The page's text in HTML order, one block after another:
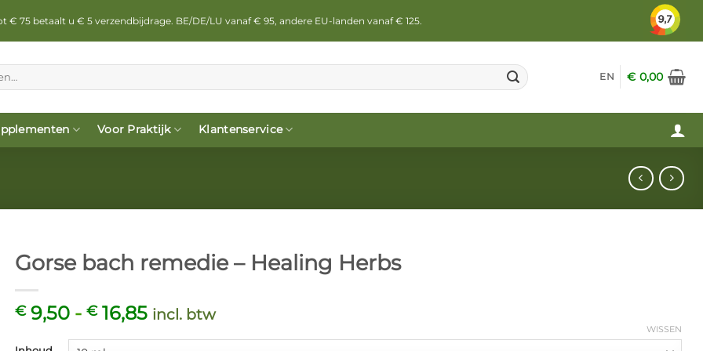
75 betaalt u € 5 verzendbijdrage. BE/DE/LU vanaf € 95, andere EU-landen vanaf € 125.
EN €0,00
Voor Praktijk Klantenservice
Gorse bach remedie – Healing Herbs
€9,50 - €16,85Prijsklasse:
incl. btw
WISSEN